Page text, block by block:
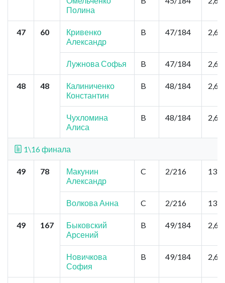
Полина
47 60
Кривенко
Александр
B 47/184 2,6
Лужнова Софья B 47/184 2,6
48 48
Калиниченко
Константин
B 48/184 2,6
Чухломина
Алиса
B 48/184 2,6
1\16 финала
49 78
Макунин
Александр
C 2/216 13,0
Волкова Анна C 2/216 13,0
49 167
Быковский
Арсений
B 49/184 2,6
Новичкова
София
B 49/184 2,6